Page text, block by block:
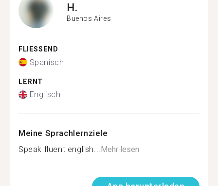
H.
Buenos Aires
FLIESSEND
Spanisch
LERNT
Englisch
Meine Sprachlernziele
Speak fluent english...Mehr lesen